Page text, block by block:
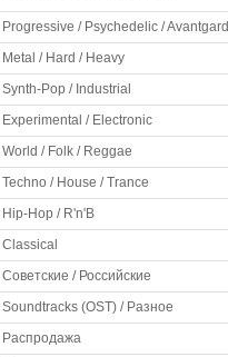
Progressive / Psychedelic / Avantgard
Metal / Hard / Heavy
Synth-Pop / Industrial
Experimental / Electronic
World / Folk / Reggae
Techno / House / Trance
Hip-Hop / R'n'B
Classical
Советские / Российские
Soundtracks (OST) / Разное
Распродажа